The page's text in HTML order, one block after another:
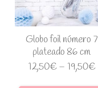
Globo foil número 7
plateado 86 cm
12,50€– 19,50€